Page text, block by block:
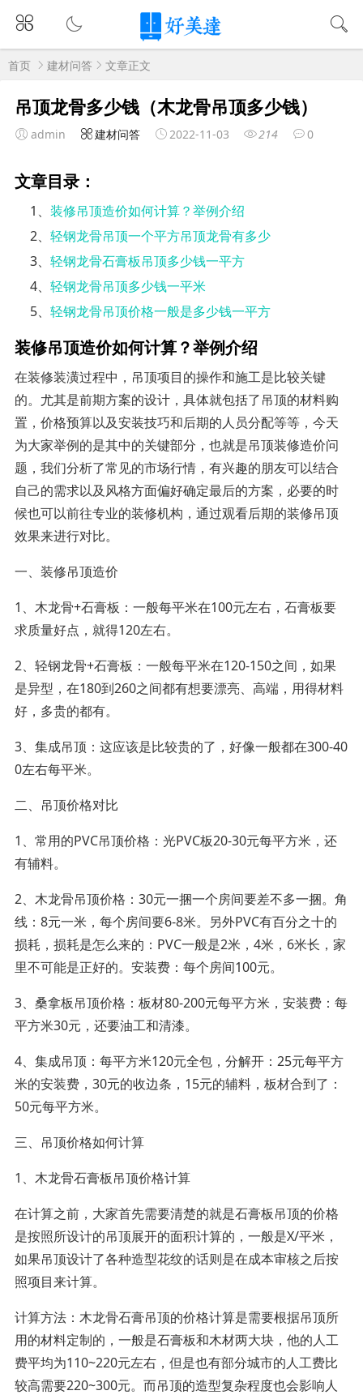
首页 建材问答 文章正文
吊顶龙骨多少钱（木龙骨吊顶多少钱）
admin 建材问答 2022-11-03 214 0
文章目录：
1、装修吊顶造价如何计算？举例介绍
2、轻钢龙骨吊顶一个平方吊顶龙骨有多少
3、轻钢龙骨石膏板吊顶多少钱一平方
4、轻钢龙骨吊顶多少钱一平米
5、轻钢龙骨吊顶价格一般是多少钱一平方
装修吊顶造价如何计算？举例介绍
在装修装潢过程中，吊顶项目的操作和施工是比较关键
的。尤其是前期方案的设计，具体就包括了吊顶的材料购
置，价格预算以及安装技巧和后期的人员分配等等，今天
为大家举例的是其中的关键部分，也就是吊顶装修造价问
题，我们分析了常见的市场行情，有兴趣的朋友可以结合
自己的需求以及风格方面偏好确定最后的方案，必要的时
候也可以前往专业的装修机构，通过观看后期的装修吊顶
效果来进行对比。
一、装修吊顶造价
1、木龙骨+石膏板：一般每平米在100元左右，石膏板要
求质量好点，就得120左右。
2、轻钢龙骨+石膏板：一般每平米在120-150之间，如果
是异型，在180到260之间都有想要漂亮、高端，用得材料
好，多贵的都有。
3、集成吊顶：这应该是比较贵的了，好像一般都在300-40
0左右每平米。
二、吊顶价格对比
1、常用的PVC吊顶价格：光PVC板20-30元每平方米，还
有辅料。
2、木龙骨吊顶价格：30元一捆一个房间要差不多一捆。角
线：8元一米，每个房间要6-8米。另外PVC有百分之十的
损耗，损耗是怎么来的：PVC一般是2米，4米，6米长，家
里不可能是正好的。安装费：每个房间100元。
3、桑拿板吊顶价格：板材80-200元每平方米，安装费：每
平方米30元，还要油工和清漆。
4、集成吊顶：每平方米120元全包，分解开：25元每平方
米的安装费，30元的收边条，15元的辅料，板材合到了：
50元每平方米。
三、吊顶价格如何计算
1、木龙骨石膏板吊顶价格计算
在计算之前，大家首先需要清楚的就是石膏板吊顶的价格
是按照所设计的吊顶展开的面积计算的，一般是X/平米，
如果吊顶设计了各种造型花纹的话则是在成本审核之后按
照项目来计算。
计算方法：木龙骨石膏吊顶的价格计算是需要根据吊顶所
用的材料定制的，一般是石膏板和木材两大块，他的人工
费平均为110~220元左右，但是也有部分城市的人工费比
较高需要220~300元。而吊顶的造型复杂程度也会影响人